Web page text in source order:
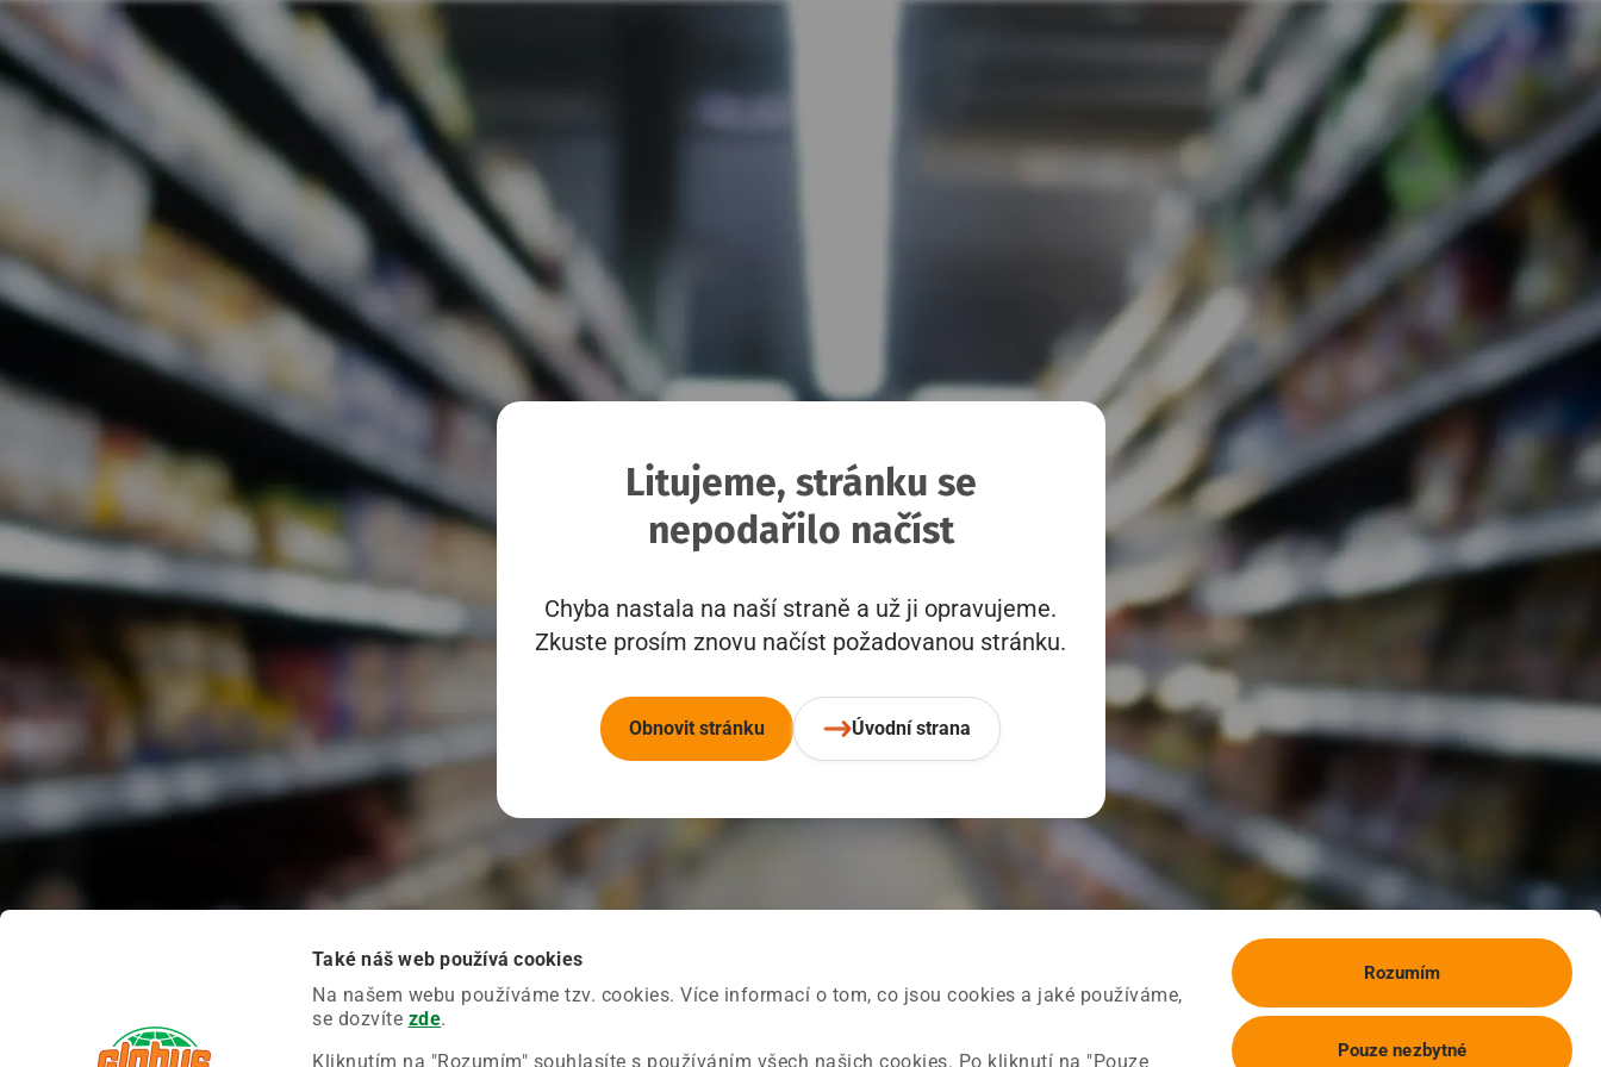
Také náš web používá cookies
Na našem webu používáme tzv. cookies. Více informací o tom, co jsou cookies a jaké používáme,
se dozvíte zde.
Kliknutím na "Rozumím" souhlasíte s používáním všech našich cookies. Po kliknutí na "Pouze
Rozumím
Pouze nezbytné
Litujeme, stránku se
nepodařilo načíst
Chyba nastala na naší straně a už ji opravujeme.
Zkuste prosím znovu načíst požadovanou stránku.
Obnovit stránku Úvodní strana